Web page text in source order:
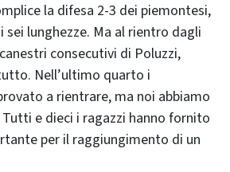
la difesa 2-3 dei piemontesi,
lunghezze. Ma al rientro dagli
consecutivi di Poluzzi,
Nell’ultimo quarto i
a rientrare, ma noi abbiamo
e dieci i ragazzi hanno fornito
per il raggiungimento di un